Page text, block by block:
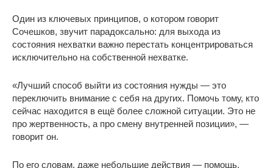
Один из ключевых принципов, о котором говорит
Сочешков, звучит парадоксально: для выхода из
состояния нехватки важно перестать концентрироваться
исключительно на собственной нехватке.
«Лучший способ выйти из состояния нужды — это
переключить внимание с себя на других. Помочь тому, кто
сейчас находится в ещё более сложной ситуации. Это не
про жертвенность, а про смену внутренней позиции», —
говорит он.
По его словам, даже небольшие действия — помощь,